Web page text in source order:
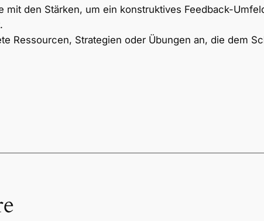
mit den Stärken, um ein konstruktives Feedback-
Ressourcen, Strategien oder Übungen an, die dem